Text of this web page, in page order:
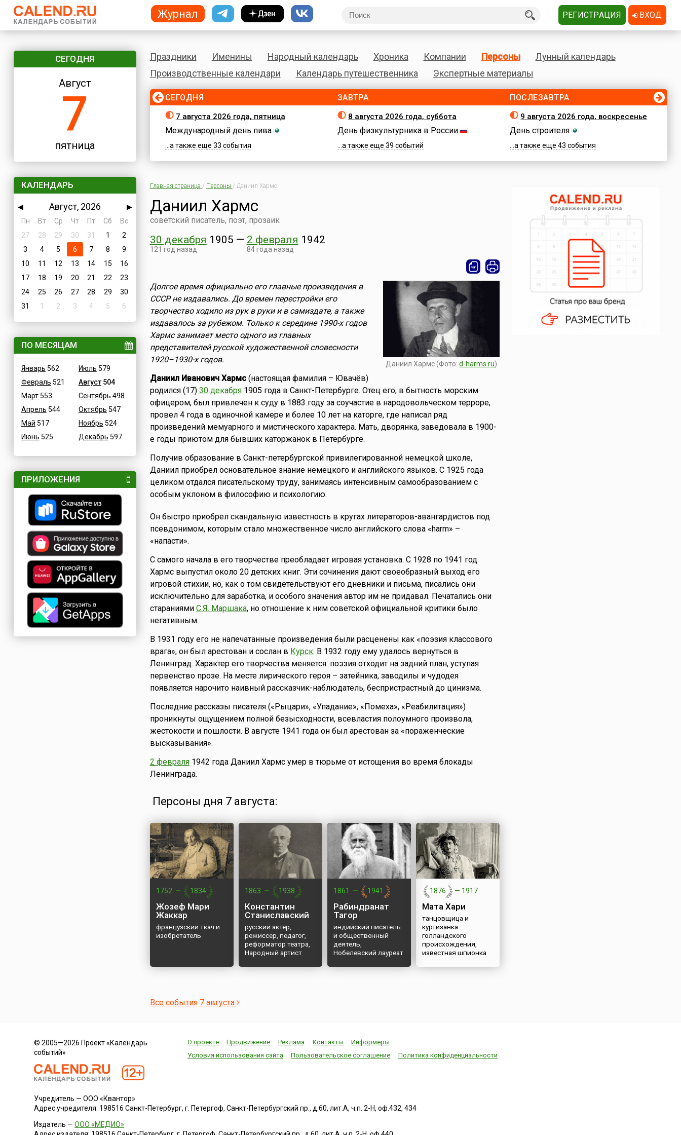
СЕГОДНЯ
Август
7
пятница
КАЛЕНДАРЬ
◀ Август, 2026
▶
Пн
Вт Ср Чт Пт Сб
Вс
27
28 29 30 31 1
2
3
4 5 6 7 8
9
10
11 12 13 14 15
16
17
18 19 20 21 22
23
24
25 26 27 28 29
30
31
1 2 3 4 5 6
ПО МЕСЯЦАМ
Январь 562
Февраль 521
Март553
Апрель 544
Май 517
Июнь 525
Июль 579
Август504
Сентябрь 498
Октябрь 547
Ноябрь 524
Декабрь 597
ПРИЛОЖЕНИЯ
Праздники Именины Народный календарь Хроника Компании Персоны
Лунный календарь
Производственные календари
Календарь путешественника Экспертные материалы
СЕГОДНЯ
7 августа 2026 года, пятница
Международный день пива
...а также еще 33 события
ЗАВТРА
8 августа 2026 года, суббота
День физкультурника в России
...а также еще 39 событий
ПОСЛЕЗАВТРА
9 августа 2026 года, воскресенье
День строителя
...а также еще 43 события
Главная страница / Персоны / Даниил Хармс
Даниил Хармс
советский писатель, поэт, прозаик
30 декабря 1905
121 год назад
— 2 февраля 1942
84 года назад
Даниил Хармс (Фото:d-harms.ru)
Долгое время официально его главные произведения в
СССР не издавались. До времен перестройки его
творчество ходило из рук в руки и в самиздате, а также
издавалось за рубежом. Только к середине 1990-х годов
Хармс занимает место одного из главных
представителей русской художественной словесности
1920–1930-х годов.
Даниил Иванович Хармс(настоящая фамилия – Ювачёв)
родился (17) 30 декабря1905 года в Санкт-Петербурге. Отец его, в бытность морским
офицером, был привлечен к суду в 1883 году за соучастие в народовольческом терроре,
провел 4 года в одиночной камере и более 10 лет на каторге, где написал ряд
произведений мемуарного и мистического характера. Мать, дворянка, заведовала в 1900-
е годы приютом для бывших каторжанок в Петербурге.
Получив образование в Санкт-петербургской привилегированной немецкой школе,
Даниил приобрел основательное знание немецкого и английского языков. С 1925 года
целиком отдался писательскому труду, занимаясь интенсивным самообразованием с
особым уклоном в философию и психологию.
Он быстро приобрел скандальную известность в кругах литераторов-авангардистов под
псевдонимом, которым стало множественное число английского слова «harm» –
«напасти».
С самого начала в его творчестве преобладает игровая установка. С 1928 по 1941 год
Хармс выпустил около 20 детских книг. Эти сочинения дают своеобразный выход его
игровой стихии, но, как о том свидетельствуют его дневники и письма, писались они
исключительно для заработка, и особого значения автор им не придавал. Печатались они
стараниями С.Я. Маршака, но отношение к ним советской официальной критики было
негативным.
В 1931 году его не напечатанные произведения были расценены как «поэзия классового
врага», он был арестован и сослан в Курск. В 1932 году ему удалось вернуться в
Ленинград. Характер его творчества меняется: поэзия отходит на задний план, уступая
первенство прозе. На месте лирического героя – затейника, заводилы и чудодея
появляется нарочито наивный рассказчик-наблюдатель, беспристрастный до цинизма.
Последние рассказы писателя («Рыцари», «Упадание», «Помеха», «Реабилитация»)
проникнуты ощущением полной безысходности, всевластия полоумного произвола,
жестокости и пошлости. В августе 1941 года он был арестован за «пораженческие
высказывания».
2 февраля1942 года Даниил Хармс умер в тюрьме от истощения во время блокады
Ленинграда.
Персоны дня 7 августа:
1752 — 1834
Жозеф Мари
Жаккар
французский ткач и
изобретатель
1863 — 1938
Константин
Станиславский
русский актер,
режиссер, педагог,
реформатор театра,
Народный артист
1861 — 1941
Рабиндранат
Тагор
индийский писатель
и общественный
деятель,
Нобелевский лауреат
1876 — 1917
Мата Хари
танцовщица и
куртизанка
голландского
происхождения,
известная шпионка
Все события 7 августа
© 2005—2026 Проект «Календарь
событий»
О проекте Продвижение Реклама Контакты
Информеры
Условия использования сайта
Пользовательское соглашение Политика конфиденциальности
Учредитель — ООО «Квантор»
Адрес учредителя: 198516 Санкт-Петербург, г. Петергоф, Санкт-Петербургский пр., д.60, лит.А, ч.п. 2-Н, оф.432, 434
Издатель —ООО «МЕДИО»
Журнал РЕГИСТРАЦИЯ ВХОД